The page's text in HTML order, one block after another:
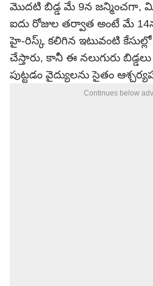
మొదటి బిడ్డ మే 9న జన్మించగా,
ఐదు రోజుల తర్వాత అంటే మే
హై-రిస్క్ కలిగిన ఇటువంటి
చేస్తారు, కానీ ఈ నలుగురు
పుట్టడం వైద్యులను సైతం
Continues below